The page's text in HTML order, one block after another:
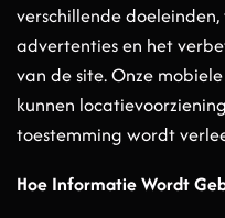
verschillende
advertenties en het
van de site. Onze
kunnen
toestemming wordt
Hoe Informatie Wordt